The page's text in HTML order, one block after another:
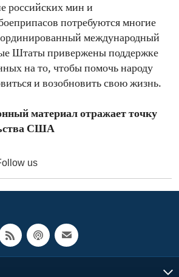
российских мин и
потребуются многие
международный
Штаты привержены поддержке
на то, чтобы помочь народу
и возобновить свою жизнь.
материал отражает точку
США
us